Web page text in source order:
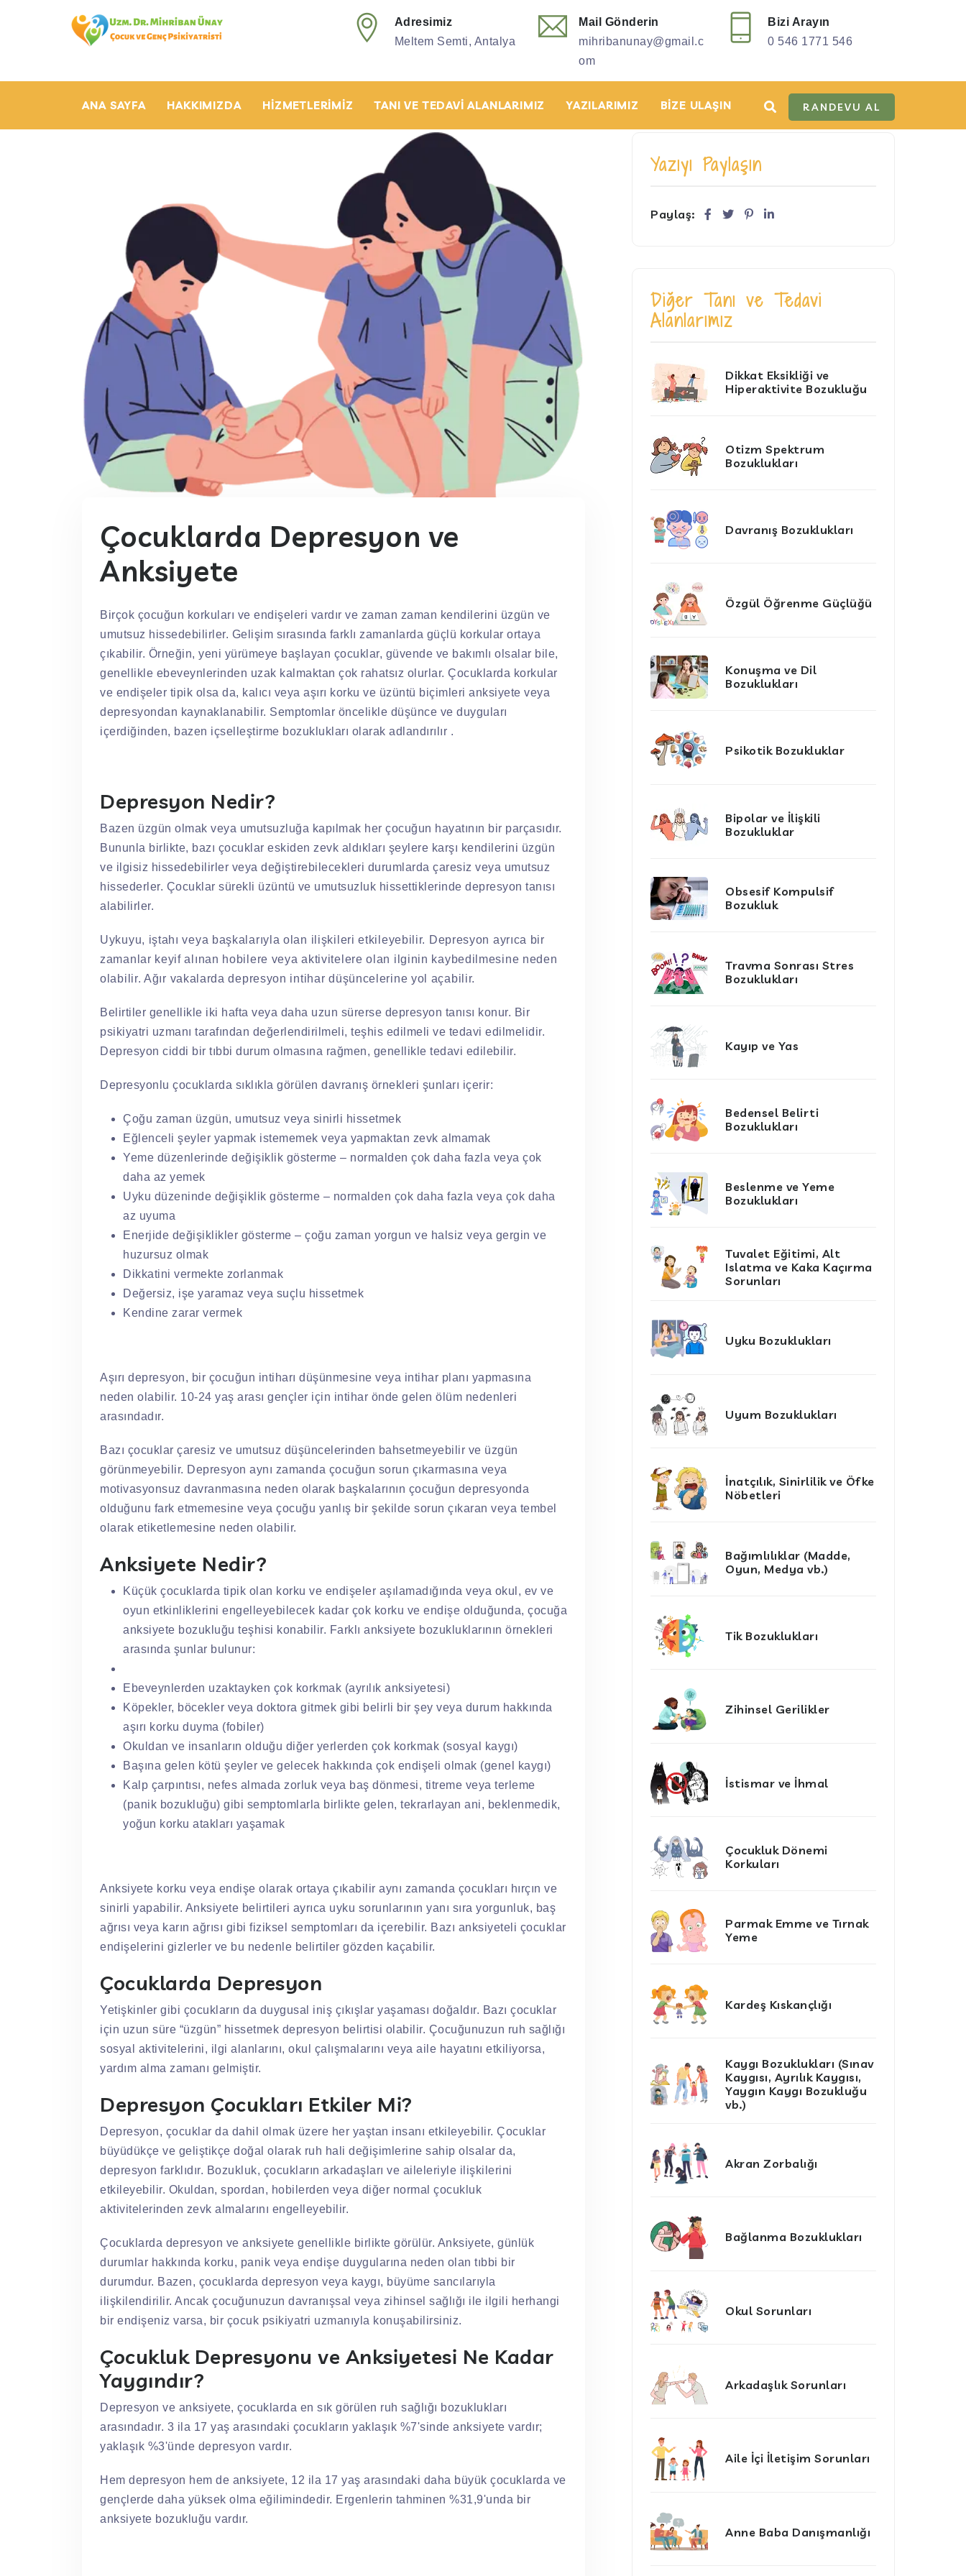
Adresimiz
Meltem Semti, Antalya
Mail Gönderin
mihribanunay@gmail.c
om
Bizi Arayın
0 546 1771 546
ANA SAYFA HAKKIMIZDA HIZMETLERIMIZ TANI VE TEDAVI ALANLARIMIZ YAZILARIMIZ BIZE ULAŞIN RANDEVU AL
Çocuklarda Depresyon ve
Anksiyete
Birçok çocuğun korkuları ve endişeleri vardır ve zaman zaman kendilerini üzgün ve
umutsuz hissedebilirler. Gelişim sırasında farklı zamanlarda güçlü korkular ortaya
çıkabilir. Örneğin, yeni yürümeye başlayan çocuklar, güvende ve bakımlı olsalar bile,
genellikle ebeveynlerinden uzak kalmaktan çok rahatsız olurlar. Çocuklarda korkular
ve endişeler tipik olsa da, kalıcı veya aşırı korku ve üzüntü biçimleri anksiyete veya
depresyondan kaynaklanabilir. Semptomlar öncelikle düşünce ve duyguları
içerdiğinden, bazen içselleştirme bozuklukları olarak adlandırılır .
Depresyon Nedir?
Bazen üzgün olmak veya umutsuzluğa kapılmak her çocuğun hayatının bir parçasıdır.
Bununla birlikte, bazı çocuklar eskiden zevk aldıkları şeylere karşı kendilerini üzgün
ve ilgisiz hissedebilirler veya değiştirebilecekleri durumlarda çaresiz veya umutsuz
hissederler. Çocuklar sürekli üzüntü ve umutsuzluk hissettiklerinde depresyon tanısı
alabilirler.
Uykuyu, iştahı veya başkalarıyla olan ilişkileri etkileyebilir. Depresyon ayrıca bir
zamanlar keyif alınan hobilere veya aktivitelere olan ilginin kaybedilmesine neden
olabilir. Ağır vakalarda depresyon intihar düşüncelerine yol açabilir.
Belirtiler genellikle iki hafta veya daha uzun sürerse depresyon tanısı konur. Bir
psikiyatri uzmanı tarafından değerlendirilmeli, teşhis edilmeli ve tedavi edilmelidir.
Depresyon ciddi bir tıbbi durum olmasına rağmen, genellikle tedavi edilebilir.
Depresyonlu çocuklarda sıklıkla görülen davranış örnekleri şunları içerir:
Çoğu zaman üzgün, umutsuz veya sinirli hissetmek
Eğlenceli şeyler yapmak istememek veya yapmaktan zevk almamak
Yeme düzenlerinde değişiklik gösterme – normalden çok daha fazla veya çok
daha az yemek
Uyku düzeninde değişiklik gösterme – normalden çok daha fazla veya çok daha
az uyuma
Enerjide değişiklikler gösterme – çoğu zaman yorgun ve halsiz veya gergin ve
huzursuz olmak
Dikkatini vermekte zorlanmak
Değersiz, işe yaramaz veya suçlu hissetmek
Kendine zarar vermek
Aşırı depresyon, bir çocuğun intiharı düşünmesine veya intihar planı yapmasına
neden olabilir. 10-24 yaş arası gençler için intihar önde gelen ölüm nedenleri
arasındadır.
Bazı çocuklar çaresiz ve umutsuz düşüncelerinden bahsetmeyebilir ve üzgün
görünmeyebilir. Depresyon aynı zamanda çocuğun sorun çıkarmasına veya
motivasyonsuz davranmasına neden olarak başkalarının çocuğun depresyonda
olduğunu fark etmemesine veya çocuğu yanlış bir şekilde sorun çıkaran veya tembel
olarak etiketlemesine neden olabilir.
Anksiyete Nedir?
Küçük çocuklarda tipik olan korku ve endişeler aşılamadığında veya okul, ev ve
oyun etkinliklerini engelleyebilecek kadar çok korku ve endişe olduğunda, çocuğa
anksiyete bozukluğu teşhisi konabilir. Farklı anksiyete bozukluklarının örnekleri
arasında şunlar bulunur:
Ebeveynlerden uzaktayken çok korkmak (ayrılık anksiyetesi)
Köpekler, böcekler veya doktora gitmek gibi belirli bir şey veya durum hakkında
aşırı korku duyma (fobiler)
Okuldan ve insanların olduğu diğer yerlerden çok korkmak (sosyal kaygı)
Başına gelen kötü şeyler ve gelecek hakkında çok endişeli olmak (genel kaygı)
Kalp çarpıntısı, nefes almada zorluk veya baş dönmesi, titreme veya terleme
(panik bozukluğu) gibi semptomlarla birlikte gelen, tekrarlayan ani, beklenmedik,
yoğun korku atakları yaşamak
Anksiyete korku veya endişe olarak ortaya çıkabilir aynı zamanda çocukları hırçın ve
sinirli yapabilir. Anksiyete belirtileri ayrıca uyku sorunlarının yanı sıra yorgunluk, baş
ağrısı veya karın ağrısı gibi fiziksel semptomları da içerebilir. Bazı anksiyeteli çocuklar
endişelerini gizlerler ve bu nedenle belirtiler gözden kaçabilir.
Çocuklarda Depresyon
Yetişkinler gibi çocukların da duygusal iniş çıkışlar yaşaması doğaldır. Bazı çocuklar
için uzun süre “üzgün” hissetmek depresyon belirtisi olabilir. Çocuğunuzun ruh sağlığı
sosyal aktivitelerini, ilgi alanlarını, okul çalışmalarını veya aile hayatını etkiliyorsa,
yardım alma zamanı gelmiştir.
Depresyon Çocukları Etkiler Mi?
Depresyon, çocuklar da dahil olmak üzere her yaştan insanı etkileyebilir. Çocuklar
büyüdükçe ve geliştikçe doğal olarak ruh hali değişimlerine sahip olsalar da,
depresyon farklıdır. Bozukluk, çocukların arkadaşları ve aileleriyle ilişkilerini
etkileyebilir. Okuldan, spordan, hobilerden veya diğer normal çocukluk
aktivitelerinden zevk almalarını engelleyebilir.
Çocuklarda depresyon ve anksiyete genellikle birlikte görülür. Anksiyete, günlük
durumlar hakkında korku, panik veya endişe duygularına neden olan tıbbi bir
durumdur. Bazen, çocuklarda depresyon veya kaygı, büyüme sancılarıyla
ilişkilendirilir. Ancak çocuğunuzun davranışsal veya zihinsel sağlığı ile ilgili herhangi
bir endişeniz varsa, bir çocuk psikiyatri uzmanıyla konuşabilirsiniz.
Çocukluk Depresyonu ve Anksiyetesi Ne Kadar
Yaygındır?
Depresyon ve anksiyete, çocuklarda en sık görülen ruh sağlığı bozuklukları
arasındadır. 3 ila 17 yaş arasındaki çocukların yaklaşık %7'sinde anksiyete vardır;
yaklaşık %3'ünde depresyon vardır.
Hem depresyon hem de anksiyete, 12 ila 17 yaş arasındaki daha büyük çocuklarda ve
gençlerde daha yüksek olma eğilimindedir. Ergenlerin tahminen %31,9'unda bir
anksiyete bozukluğu vardır.
Yazıyı Paylaşın
Paylaş:
Diğer Tanı ve Tedavi
Alanlarımız
Dikkat Eksikliği ve
Hiperaktivite Bozukluğu
Otizm Spektrum
Bozuklukları
Davranış Bozuklukları
Özgül Öğrenme Güçlüğü
Konuşma ve Dil
Bozuklukları
Psikotik Bozukluklar
Bipolar ve İlişkili
Bozukluklar
Obsesif Kompulsif
Bozukluk
Travma Sonrası Stres
Bozuklukları
Kayıp ve Yas
Bedensel Belirti
Bozuklukları
Beslenme ve Yeme
Bozuklukları
Tuvalet Eğitimi, Alt
Islatma ve Kaka Kaçırma
Sorunları
Uyku Bozuklukları
Uyum Bozuklukları
İnatçılık, Sinirlilik ve Öfke
Nöbetleri
Bağımlılıklar (Madde,
Oyun, Medya vb.)
Tik Bozuklukları
Zihinsel Gerilikler
İstismar ve İhmal
Çocukluk Dönemi
Korkuları
Parmak Emme ve Tırnak
Yeme
Kardeş Kıskançlığı
Kaygı Bozuklukları (Sınav
Kaygısı, Ayrılık Kaygısı,
Yaygın Kaygı Bozukluğu
vb.)
Akran Zorbalığı
Bağlanma Bozuklukları
Okul Sorunları
Arkadaşlık Sorunları
Aile İçi İletişim Sorunları
Anne Baba Danışmanlığı